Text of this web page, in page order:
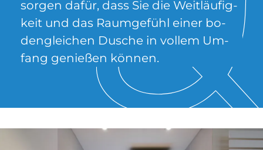
sor­gen da­für, dass Sie die Weit­läu­fig­
keit und das Raum­ge­fühl ei­ner bo­
den­glei­chen Du­sche in vollem Um­
fang ge­nie­ßen kön­nen.